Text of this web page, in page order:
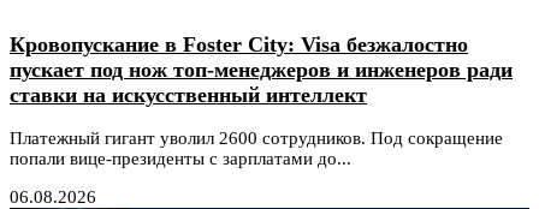
Кровопускание в Foster City: Visa безжалостно
пускает под нож топ-менеджеров и инженеров ради
ставки на искусственный интеллект
Платежный гигант уволил 2600 сотрудников. Под сокращение
попали вице-президенты с зарплатами до...
06.08.2026